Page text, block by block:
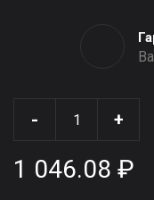
- +
1 046.08 ₽